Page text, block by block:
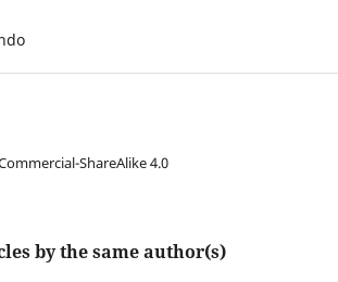
ShareAlike 4.0
by the same author(s)